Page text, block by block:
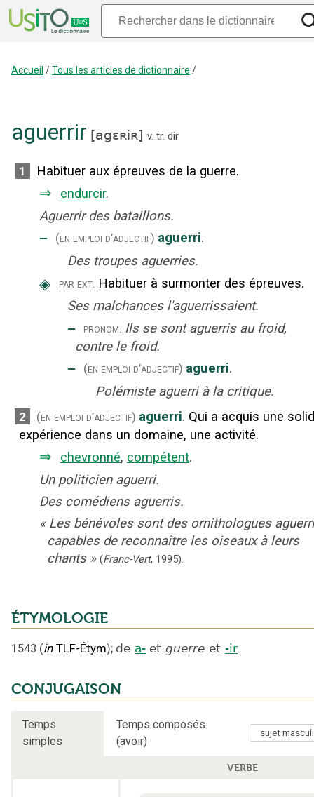
Accueil /Tous les articles de dictionnaire /
aguerrir [agɛʀiʀ] v. tr. dir.
1 Habituer aux épreuves de la guerre.
⇒ endurcir.
Aguerrir des bataillons.
‒ (en emploi d’adjectif) aguerri.
Des troupes aguerries.
◈ par ext. Habituer à surmonter des épreuves.
Ses malchances l'aguerrissaient.
‒ pronom. Ils se sont aguerris au froid,
contre le froid.
‒ (en emploi d’adjectif) aguerri.
Polémiste aguerri à la critique.
2 (en emploi d’adjectif) aguerri. Qui a acquis une
expérience dans un domaine, une activité.
⇒ chevronné, compétent.
Un politicien aguerri.
Des comédiens aguerris.
« Les bénévoles sont des ornithologues
capables de reconnaître les oiseaux à leurs
chants » (Franc-Vert, 1995).
ÉTYMOLOGIE
1543 (in TLF-Étym); de a- et guerre et -ir.
CONJUGAISON
Temps
simples
Temps composés
(avoir)
VERBE